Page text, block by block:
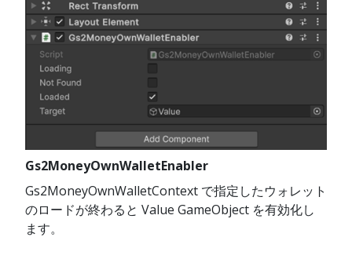
Gs2MoneyOwnWalletEnabler
Gs2MoneyOwnWalletContext で指定したウォレット
のロードが終わると Value GameObject を有効化し
ます。